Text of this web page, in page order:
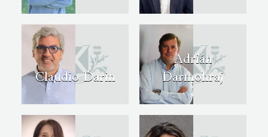
Claudio Darin
Adrián
Darmohraj